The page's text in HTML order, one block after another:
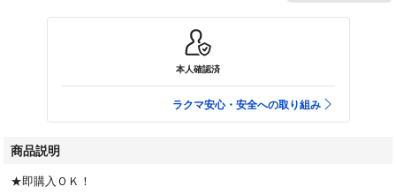
本人確認済
ラクマ安心・安全への取り組み
商品説明
★即購入ＯＫ！